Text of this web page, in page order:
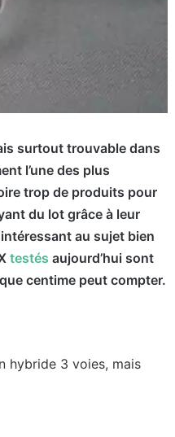
surtout trouvable dans
l’une des plus
trop de produits pour
du lot grâce à leur
au sujet bien
testés aujourd’hui sont
centime peut compter.
hybride 3 voies, mais